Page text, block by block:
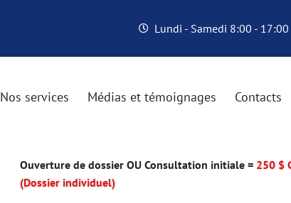
Lundi - Samedi 8:00 - 17:00
Nos services Médias et témoignages Contacts
Ouverture de dossier OU Consultation initiale = 250 $
(Dossier individuel)